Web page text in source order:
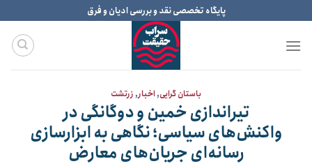
to
content
پایگاه تخصصی نقد و بررسی ادیان و فرق
باستان گرایی,اخبار,زرتشت
تیراندازی خمین و دوگانگی در
واکنش‌های سیاسی؛ نگاهی به ابزارسازی
رسانه‌ای جریان‌های معارض